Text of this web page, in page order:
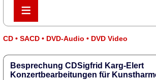
≡
≡
CD • SACD • DVD-Audio • DVD Video
Besprechung CDSigfrid Karg-Elert
Konzertbearbeitungen für